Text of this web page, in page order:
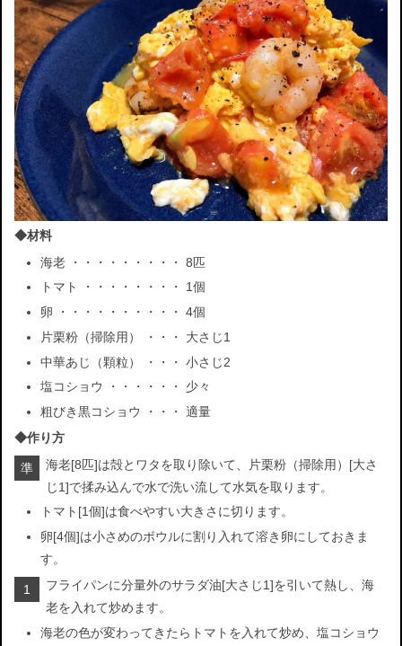
◆材料
海老 ・・・・・・・・・ 8匹
トマト ・・・・・・・・ 1個
卵 ・・・・・・・・・・ 4個
片栗粉（掃除用） ・・・ 大さじ1
中華あじ（顆粒） ・・・ 小さじ2
塩コショウ ・・・・・・ 少々
粗びき黒コショウ ・・・ 適量
◆作り方
準
海老[8匹]は殻とワタを取り除いて、片栗粉（掃除用）[大さ
じ1]で揉み込んで水で洗い流して水気を取ります。
トマト[1個]は食べやすい大きさに切ります。
卵[4個]は小さめのボウルに割り入れて溶き卵にしておきま
す。
1
フライパンに分量外のサラダ油[大さじ1]を引いて熱し、海
老を入れて炒めます。
海老の色が変わってきたらトマトを入れて炒め、塩コショウ